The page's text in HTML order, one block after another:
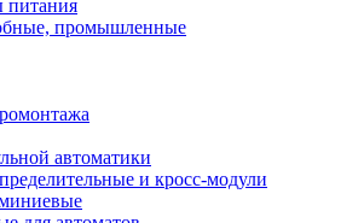
промышленные
автоматики
и кросс-модули